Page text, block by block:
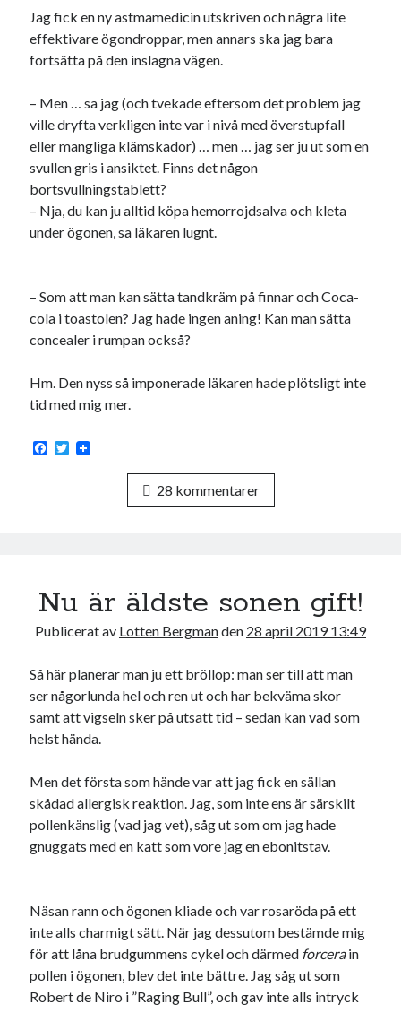
Jag fick en ny astmamedicin utskriven och några lite
effektivare ögondroppar, men annars ska jag bara
fortsätta på den inslagna vägen.
– Men … sa jag (och tvekade eftersom det problem jag
ville dryfta verkligen inte var i nivå med överstupfall
eller mangliga klämskador) … men … jag ser ju ut som en
svullen gris i ansiktet. Finns det någon
bortsvullningstablett?
– Nja, du kan ju alltid köpa hemorrojdsalva och kleta
under ögonen, sa läkaren lugnt.
– Som att man kan sätta tandkräm på finnar och Coca-
cola i toastolen? Jag hade ingen aning! Kan man sätta
concealer i rumpan också?
Hm. Den nyss så imponerade läkaren hade plötsligt inte
tid med mig mer.
F
T
28 kommentarer
Nu är äldste sonen gift!
Publicerat av Lotten Bergmanden 28 april 2019 13:49
Så här planerar man ju ett bröllop: man ser till att man
ser någorlunda hel och ren ut och har bekväma skor
samt att vigseln sker på utsatt tid – sedan kan vad som
helst hända.
Men det första som hände var att jag fick en sällan
skådad allergisk reaktion. Jag, som inte ens är särskilt
pollenkänslig (vad jag vet), såg ut som om jag hade
gnuggats med en katt som vore jag en ebonitstav.
Näsan rann och ögonen kliade och var rosaröda på ett
inte alls charmigt sätt. När jag dessutom bestämde mig
för att låna brudgummens cykel och därmed forcerain
pollen i ögonen, blev det inte bättre. Jag såg ut som
Robert de Niro i ”Raging Bull”, och gav inte alls intryck